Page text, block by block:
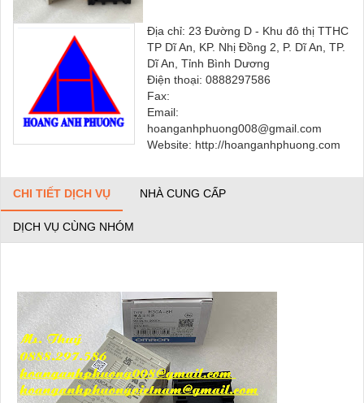
Địa chỉ: 23 Đường D - Khu đô thị TTHC
TP Dĩ An, KP. Nhị Đồng 2, P. Dĩ An, TP.
Dĩ An, Tỉnh Bình Dương
Điện thoại: 0888297586
Fax:
Email:
hoanganhphuong008@gmail.com
Website: http://hoanganhphuong.com
CHI TIẾT DỊCH VỤ NHÀ CUNG CẤP
DỊCH VỤ CÙNG NHÓM